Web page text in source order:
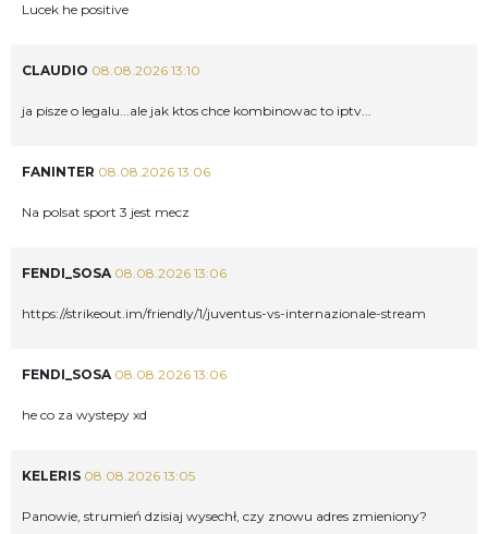
Lucek he positive
CLAUDIO 08.08.2026 13:10
ja pisze o legalu...ale jak ktos chce kombinowac to iptv...
FANINTER 08.08.2026 13:06
Na polsat sport 3 jest mecz
FENDI_SOSA 08.08.2026 13:06
https://strikeout.im/friendly/1/juventus-vs-internazionale-stream
FENDI_SOSA 08.08.2026 13:06
he co za wystepy xd
KELERIS 08.08.2026 13:05
Panowie, strumień dzisiaj wysechł, czy znowu adres zmieniony?